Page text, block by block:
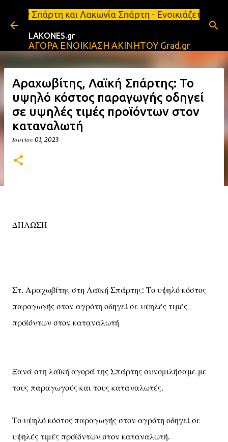
Μετάβαση στο κύριο περιεχόμενο
Λακωνία Σπάρτη - Ενοικιάζεται κατάστημα
LAKONES.gr
ΑΓΟΡΑ ΕΝΟΙΚΙΑΣΗ ΑΚΙΝΗΤΟΥ Grad.gr
Αραχωβίτης, Λαϊκή Σπάρτης: Το
υψηλό κόστος παραγωγής οδηγεί
σε υψηλές τιμές προϊόντων στον
καταναλωτή
Ιουνίου 01, 2023
ΔΗΛΩΣΗ
Στ. Αραχωβίτης στη Λαϊκή Σπάρτης: Το υψηλό κόστος
παραγωγής στον αγρότη οδηγεί σε υψηλές τιμές
προϊόντων στον καταναλωτή
Ξανά στη λαϊκή αγορά της Σπάρτης συνομιλήσαμε με
τους παραγωγούς και τους καταναλωτές.
Το υψηλό κόστος παραγωγής στον αγρότη οδηγεί σε
υψηλές τιμές προϊόντων στον καταναλωτή.